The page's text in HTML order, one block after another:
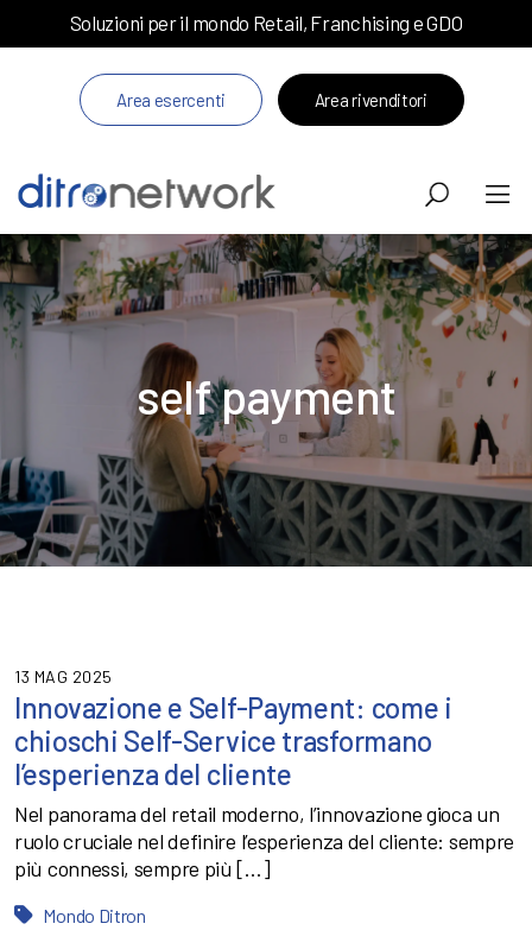
Soluzioni per il mondo Retail, Franchising e GDO
Area esercenti Area rivenditori
self payment
13 MAG 2025
Innovazione e Self-Payment: come i
chioschi Self-Service trasformano
l’esperienza del cliente
Nel panorama del retail moderno, l’innovazione gioca un
ruolo cruciale nel definire l’esperienza del cliente: sempre
più connessi, sempre più […]
Mondo Ditron